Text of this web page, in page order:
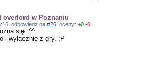
overlord w Poznaniu
odpowiedź na#26 , oceny:+0 -0
się. ^^
i wyłącznie z gry. ;P